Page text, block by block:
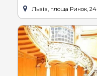
Львів, площа Ринок, 24